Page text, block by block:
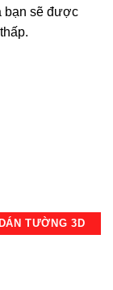
bạn sẽ được
TƯỜNG 3D